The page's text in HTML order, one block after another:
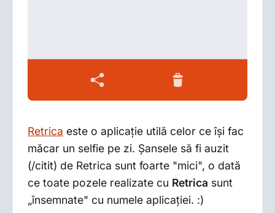
Retrica este o aplicaţie utilă celor ce îşi fac
măcar un selfie pe zi. Şansele să fi auzit
(/citit) de Retrica sunt foarte "mici", o dată
ce toate pozele realizate cu Retrica sunt
„însemnate" cu numele aplicaţiei. :)